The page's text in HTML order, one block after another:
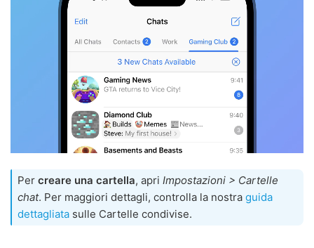
Per creare una cartella, apri Impostazioni > Cartelle
chat. Per maggiori dettagli, controlla la nostra guida
dettagliata sulle Cartelle condivise.